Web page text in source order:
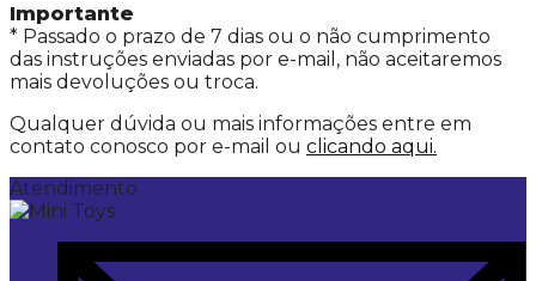
Importante
* Passado o prazo de 7 dias ou o não cumprimento
das instruções enviadas por e-mail, não aceitaremos
mais devoluções ou troca.
Qualquer dúvida ou mais informações entre em
contato conosco por e-mail ou clicando aqui.
Atendimento